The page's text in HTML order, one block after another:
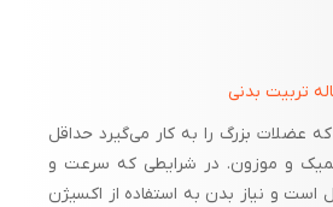
تربیت بدنی
که عضلات بزرگ را به کار می‌گیرد حداقل
و موزون. در شرایطی که سرعت و
و نیاز بدن به استفاده از اکسیژن